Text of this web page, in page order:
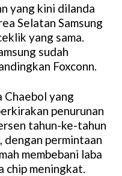
yang kini dilanda
Selatan Samsung
yang sama.
sudah
Foxconn.
Chaebol yang
penurunan
tahun-ke-tahun
permintaan
membebani laba
chip meningkat.